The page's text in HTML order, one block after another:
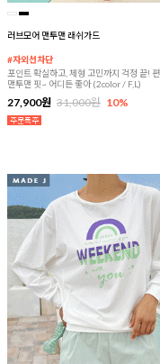
러브모어 맨투맨 래쉬가드
#자외선차단
포인트 확실하고, 체형 고민까지 걱정 끝!
맨투맨 핏~ 어디든 좋아 (2color / F,L)
27,900원 31,000원 10%